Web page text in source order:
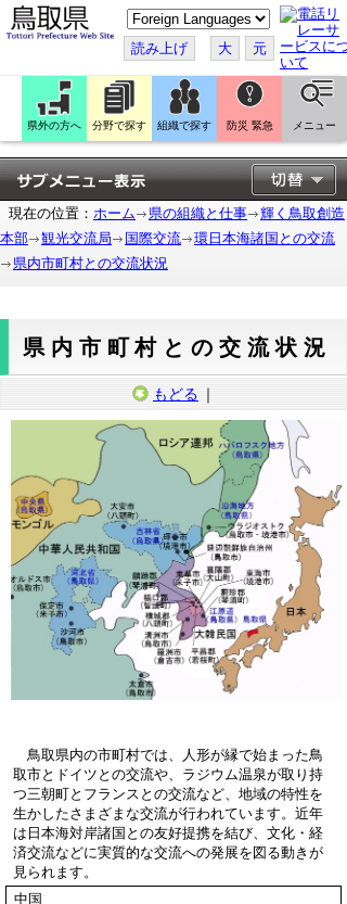
こ
の
ペ
ー
ジ
翻
訳
す
る
読み上げ 大 元
県外の方へ 分野で探す 組織で探す 防災 緊急 メニュー
現在の位置： ホーム 県の組織と仕事
輝く鳥取創造
本部
観光交流局 国際交流
環日本海諸国との交流
県内市町村との交流状況
県内市町村との交流状況
もどる ｜
鳥取県内の市町村では、人形が縁で始まった鳥
取市とドイツとの交流や、ラジウム温泉が取り持
つ三朝町とフランスとの交流など、地域の特性を
生かしたさまざまな交流が行われています。近年
は日本海対岸諸国との友好提携を結び、文化・経
済交流などに実質的な交流への発展を図る動きが
見られます。
中国